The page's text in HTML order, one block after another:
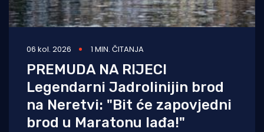
06 kol. 2026 1 MIN. ČITANJA
PREMUDA NA RIJECI
Legendarni Jadrolinijin brod
na Neretvi: "Bit će zapovjedni
brod u Maratonu lađa!"